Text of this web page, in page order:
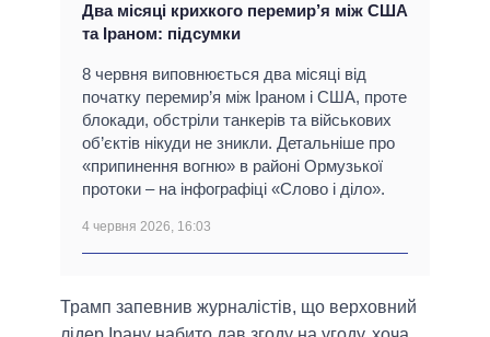
Два місяці крихкого перемир’я між США
та Іраном: підсумки
8 червня виповнюється два місяці від
початку перемир’я між Іраном і США, проте
блокади, обстріли танкерів та військових
об’єктів нікуди не зникли. Детальніше про
«припинення вогню» в районі Ормузької
протоки – на інфографіці «Слово і діло».
4 червня 2026, 16:03
Трамп запевнив журналістів, що верховний